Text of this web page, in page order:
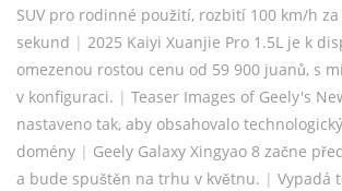
SUV pro rodinné použití, rozbití 100 km/h
sekund | 2025 Kaiyi Xuanjie Pro 1.5L je k
omezenou rostou cenu od 59 900 juanů, s
v konfiguraci. | Teaser Images of Geely's
nastaveno tak, aby obsahovalo
domény | Geely Galaxy Xingyao 8 začne
a bude spuštěn na trhu v květnu. | Vypadá